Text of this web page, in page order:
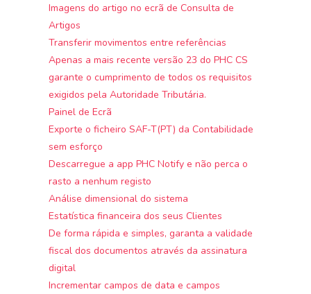
Imagens do artigo no ecrã de Consulta de
Artigos
Transferir movimentos entre referências
Apenas a mais recente versão 23 do PHC CS
garante o cumprimento de todos os requisitos
exigidos pela Autoridade Tributária.
Painel de Ecrã
Exporte o ficheiro SAF-T(PT) da Contabilidade
sem esforço
Descarregue a app PHC Notify e não perca o
rasto a nenhum registo
Análise dimensional do sistema
Estatística financeira dos seus Clientes
De forma rápida e simples, garanta a validade
fiscal dos documentos através da assinatura
digital
Incrementar campos de data e campos